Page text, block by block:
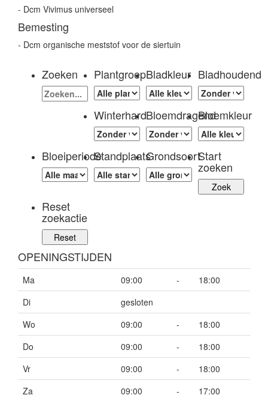
- Dcm Vivimus universeel
Bemesting
- Dcm organische meststof voor de siertuin
Zoeken PlantgroepBladkleur Bladhoudend
WinterhardBloemdragendBloemkleur
BloeiperiodeStandplaatsGrondsoortStart
zoeken
Reset
zoekactie
OPENINGSTIJDEN
Ma 09:00 -
18:00
Di
gesloten
Wo
09:00 -
18:00
Do
09:00 -
18:00
Vr
09:00 -
18:00
Za
09:00 -
17:00